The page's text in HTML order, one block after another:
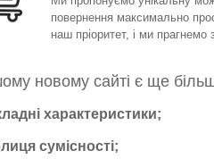
повернення максимально
наш пріоритет, і ми
новому сайті є ще
характеристики;
сумісності;